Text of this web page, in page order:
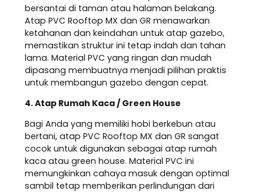
bersantai di taman atau halaman belakang.
Atap PVC Rooftop MX dan GR menawarkan
ketahanan dan keindahan untuk atap gazebo,
memastikan struktur ini tetap indah dan tahan
lama. Material PVC yang ringan dan mudah
dipasang membuatnya menjadi pilihan praktis
untuk membangun gazebo dengan cepat.
4. Atap Rumah Kaca / Green House
Bagi Anda yang memiliki hobi berkebun atau
bertani, atap PVC Rooftop MX dan GR sangat
cocok untuk digunakan sebagai atap rumah
kaca atau green house. Material PVC ini
memungkinkan cahaya masuk dengan optimal
sambil tetap memberikan perlindungan dari